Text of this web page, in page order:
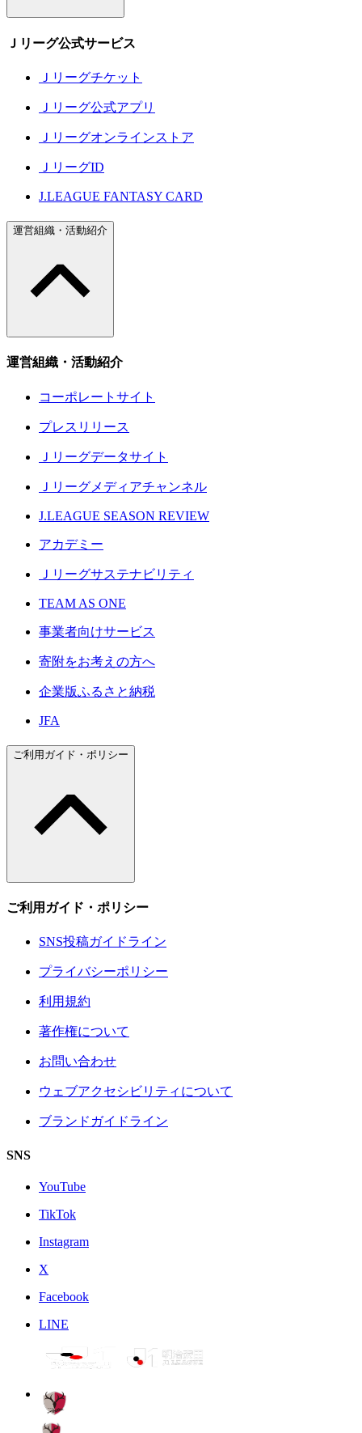
Ｊリーグ公式サービス
Ｊリーグチケット
Ｊリーグ公式アプリ
Ｊリーグオンラインストア
ＪリーグID
J.LEAGUE FANTASY CARD
運営組織・活動紹介
運営組織・活動紹介
コーポレートサイト
プレスリリース
Ｊリーグデータサイト
Ｊリーグメディアチャンネル
J.LEAGUE SEASON REVIEW
アカデミー
Ｊリーグサステナビリティ
TEAM AS ONE
事業者向けサービス
寄附をお考えの方へ
企業版ふるさと納税
JFA
ご利用ガイド・ポリシー
ご利用ガイド・ポリシー
SNS投稿ガイドライン
プライバシーポリシー
利用規約
著作権について
お問い合わせ
ウェブアクセシビリティについて
ブランドガイドライン
SNS
YouTube
TikTok
Instagram
X
Facebook
LINE